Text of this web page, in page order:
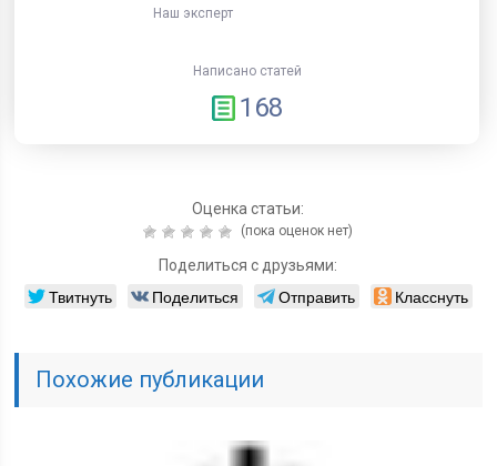
Наш эксперт
Написано статей
168
Оценка статьи:
(пока оценок нет)
Поделиться с друзьями:
Твитнуть Поделиться Отправить Класснуть
Похожие публикации